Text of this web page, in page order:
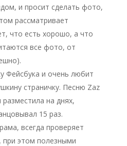
и просит сделать фото,
рассматривает
что есть хорошо, а что
все фото, от
Фейсбука и очень любит
страничку. Песню Zaz
на днях,
15 раз.
всегда проверяет
при этом полезными